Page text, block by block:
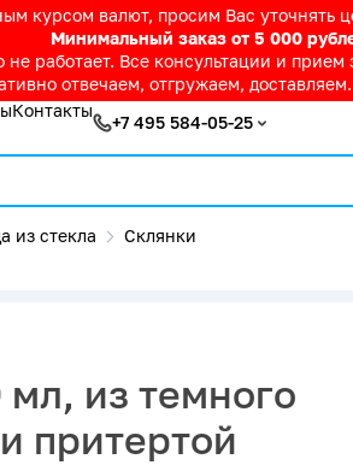
курсом валют, просим Вас
Минимальный заказ от 5 000
работает. Все консультации и
отвечаем, отгружаем,
Контакты
+7 495 584-05-25
из стекла Склянки
из темного
притертой